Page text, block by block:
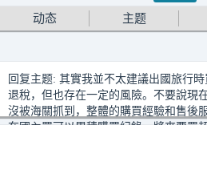
动态 主题
回复主题: 其實我並不太建議出國旅行
退稅，但也存在一定的風險。不要說現
沒被海關抓到，整體的購買經驗和售後
在國內買可以累積購買紀錄，將來要買